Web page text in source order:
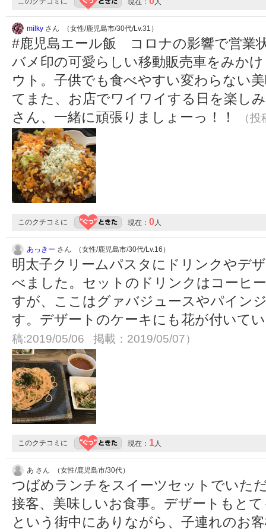
現在： 人
milky さん （女性/鹿児島市/30代/Lv.31）
#鹿児島エール飯 コロナの影響で営業
バメ印の可愛らしい移動販売車をみか
ウト。子供でも食べやすい変わらない
てまた、お店でワイワイする日を楽し
さん、一緒に頑張りましょーっ！！
（
このクチコミに 現在： 0人
あっきー さん （女性/鹿児島市/30代/Lv.16）
明太子クリームパスタにドリンクやデ
べました。セットのドリンクはコーヒ
すが、ここはグァバジュースやパイン
す。デザートのケーキにも花が付いて
稿:2019/05/06 掲載：2019/05/07）
このクチコミに 現在： 1人
あ さん （女性/鹿児島市/30代）
つばめランチをスイーツセットでいた
接客、美味しいお食事。デザートもと
という街中にありながら、子連れのお